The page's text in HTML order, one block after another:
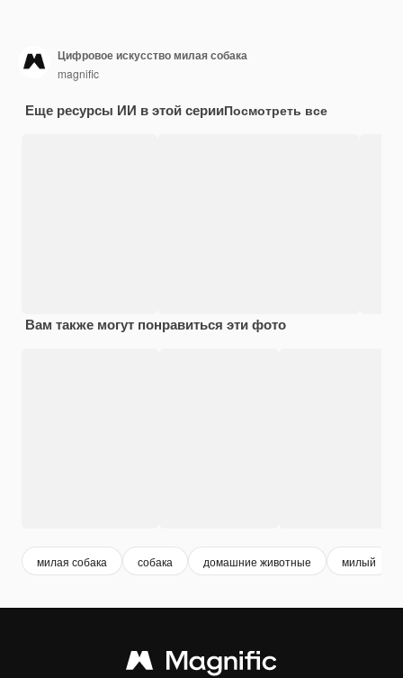
Цифровое искусство милая собака
magnific
Еще ресурсы ИИ в этой серииПосмотреть все
Вам также могут понравиться эти фото
милая собака собака домашние животные милый